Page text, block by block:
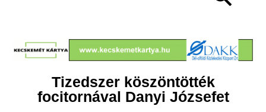
Tizedszer köszöntötték
focitornával Danyi Józsefet